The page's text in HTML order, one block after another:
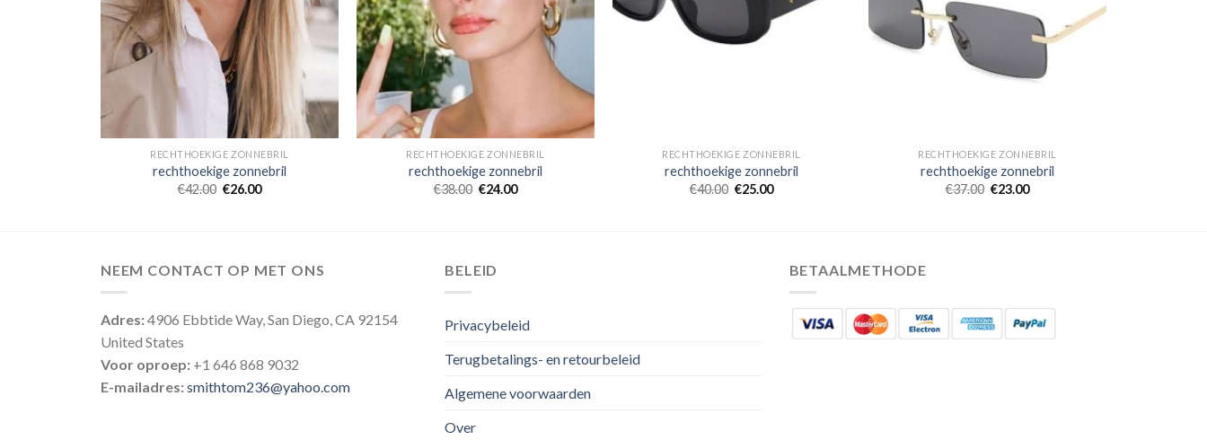
RECHTHOEKIGE ZONNEBRIL
rechthoekige zonnebril
€42.00 €26.00
RECHTHOEKIGE ZONNEBRIL
rechthoekige zonnebril
€38.00 €24.00
RECHTHOEKIGE ZONNEBRIL
rechthoekige zonnebril
€40.00 €25.00
RECHTHOEKIGE ZONNEBRIL
rechthoekige zonnebril
€37.00 €23.00
NEEM CONTACT OP MET ONS
Adres:4906 Ebbtide Way, San Diego, CA 92154
United States
Voor oproep: +1 646 868 9032
E-mailadres:smithtom236@yahoo.com
BELEID
Privacybeleid
Terugbetalings- en retourbeleid
Algemene voorwaarden
Over
BETAALMETHODE